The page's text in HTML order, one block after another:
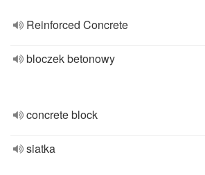
Reinforced Concrete
bloczek betonowy
concrete block
siatka